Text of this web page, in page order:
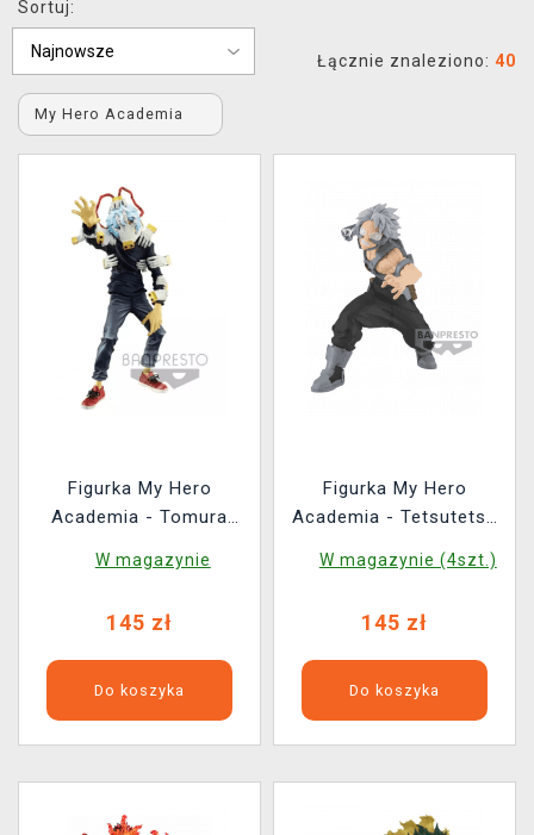
XZONE KLUB
Sortuj:
Łącznie znaleziono: 40
My Hero Academia
Figurka My Hero
Academia - Tomura
W magazynie
145 zł
Do koszyka
Figurka My Hero
Academia - Tetsutetsu
W magazynie (4szt.)
145 zł
Do koszyka